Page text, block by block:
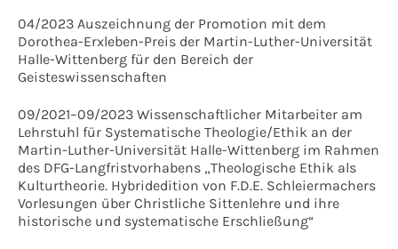
04/2023 Auszeichnung der Promotion mit dem
Dorothea-Erxleben-Preis der Martin-Luther-Universität
Halle-Wittenberg für den Bereich der
Geisteswissenschaften
09/2021–09/2023 Wissenschaftlicher Mitarbeiter am
Lehrstuhl für Systematische Theologie/Ethik an der
Martin-Luther-Universität Halle-Wittenberg im Rahmen
des DFG-Langfristvorhabens „Theologische Ethik als
Kulturtheorie. Hybridedition von F.D.E. Schleiermachers
Vorlesungen über Christliche Sittenlehre und ihre
historische und systematische Erschließung“